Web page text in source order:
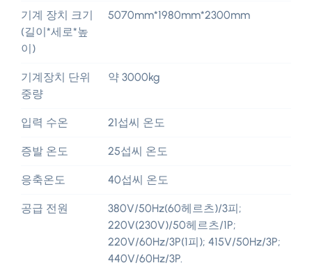
기계 장치 크기
(길이*세로*높
이)
5070mm*1980mm*2300mm
기계장치 단위
중량
약 3000kg
입력 수온 21섭씨 온도
증발 온도 25섭씨 온도
응축온도 40섭씨 온도
공급 전원
380V/50Hz(60헤르츠)/3피;
220V(230V)/50헤르츠/1P;
220V/60Hz/3P(1피); 415V/50Hz/3P;
440V/60Hz/3P.